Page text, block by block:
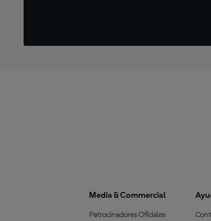
Media & Commercial
Patrocinadores Oficiales